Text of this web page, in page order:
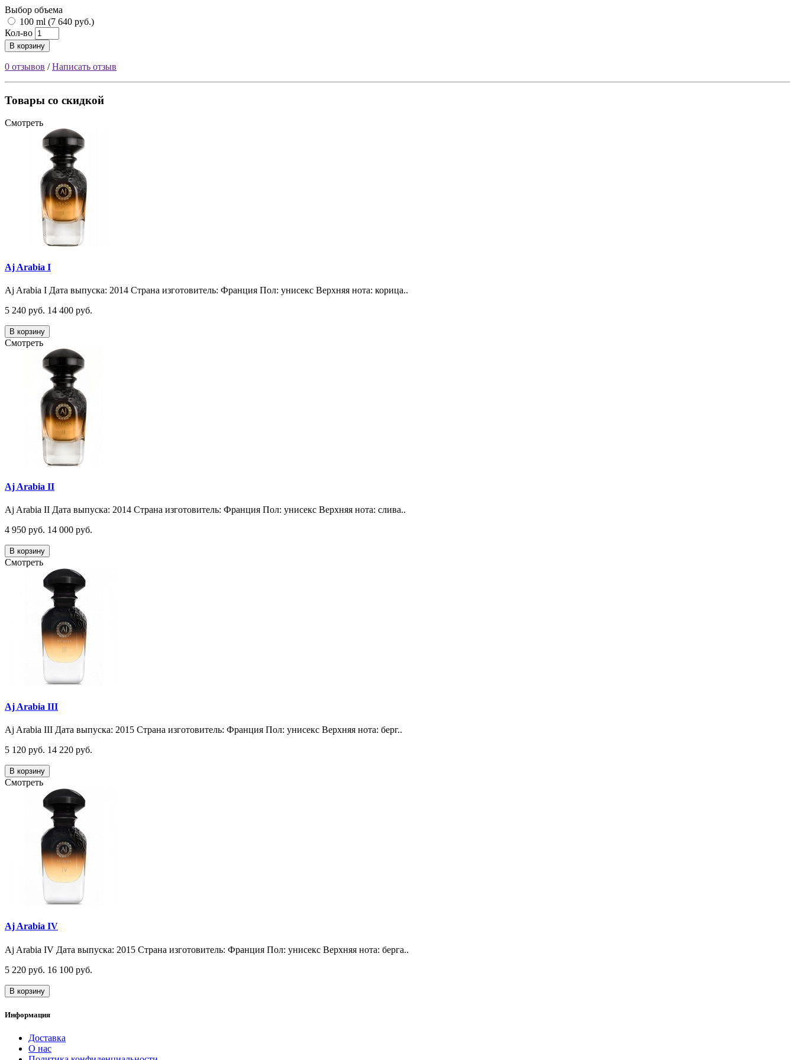
Выбор объема
100 ml (7 640 руб.)
Кол-во
В корзину
0 отзывов /Написать отзыв
Товары со скидкой
Смотреть
Aj Arabia I
Aj Arabia I Дата выпуска: 2014 Страна изготовитель: Франция Пол: унисекс Верхняя нота: корица..
5 240 руб. 14 400 руб.
В корзину
Смотреть
Aj Arabia II
Aj Arabia II Дата выпуска: 2014 Страна изготовитель: Франция Пол: унисекс Верхняя нота: слива..
4 950 руб. 14 000 руб.
В корзину
Смотреть
Aj Arabia III
Aj Arabia III Дата выпуска: 2015 Страна изготовитель: Франция Пол: унисекс Верхняя нота: берг..
5 120 руб. 14 220 руб.
В корзину
Смотреть
Aj Arabia IV
Aj Arabia IV Дата выпуска: 2015 Страна изготовитель: Франция Пол: унисекс Верхняя нота: берга..
5 220 руб. 16 100 руб.
В корзину
Информация
Доставка
О нас